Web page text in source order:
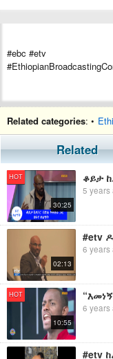
#ebc #etv
Related categories: •
Related
HOT
30:25
ቆይታ
5 years
02:13
6 years
HOT
10:55
6 years